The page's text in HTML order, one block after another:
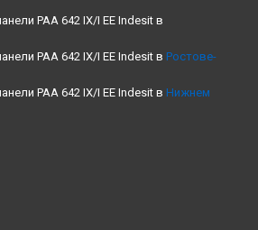
PAA 642 IX/I EE Indesit в
PAA 642 IX/I EE Indesit в Ростове-
PAA 642 IX/I EE Indesit в Нижнем
PAA 642 IX/I EE Indesit в